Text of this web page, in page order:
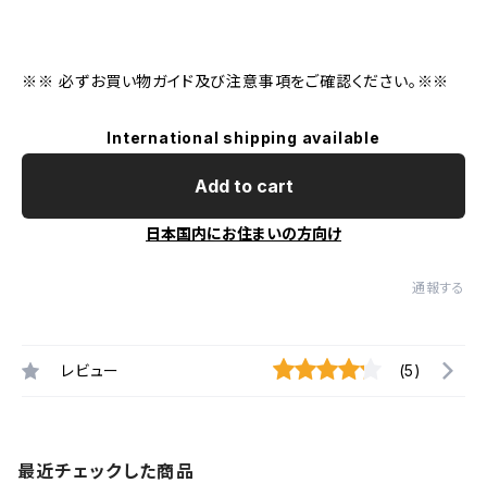
※※ 必ずお買い物ガイド及び注意事項をご確認ください。※※
International shipping available
Add to cart
日本国内にお住まいの方向け
通報する
レビュー (5)
最近チェックした商品